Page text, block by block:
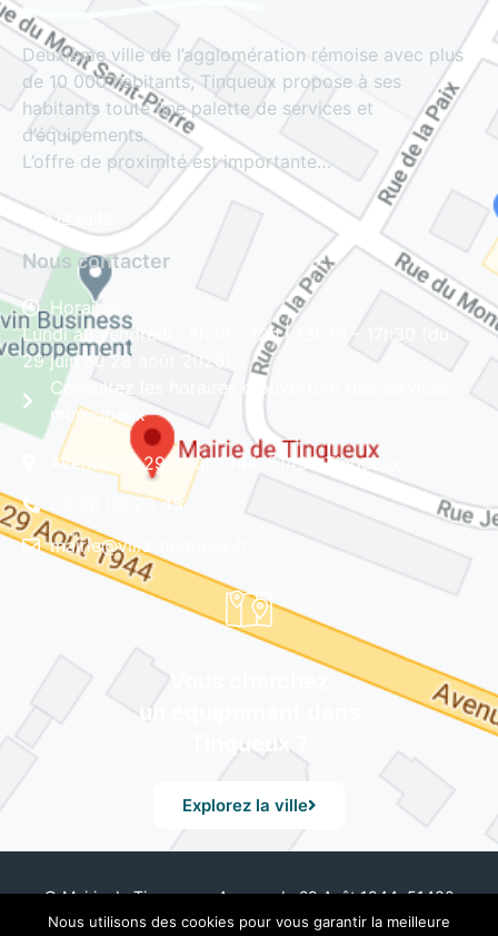
Deuxième ville de l’agglomération rémoise avec plus
de 10 000 habitants, Tinqueux propose à ses
habitants toute une palette de services et
d’équipements.
L’offre de proximité est importante…
Lire la suite
Nous contacter
Horaires
Lundi au vendredi : 8h30 - 12h | 13h30 - 17h30 (du
29 juin au 28 août 2026)
Consultez les horaires d'ouverture des services
municipaux
Avenue du 29 Août 1944, 51430 Tinqueux
03 26 08 23 45
mairie@ville-tinqueux.fr
Vous cherchez
un équipement dans
Tinqueux ?
Explorez la ville
© Mairie de Tinqueux – Avenue du 29 Août 1944, 51430
Tinqueux – Tél. 03 26 08 23 45 – Mentions Légales – Design
Nous utilisons des cookies pour vous garantir la meilleure